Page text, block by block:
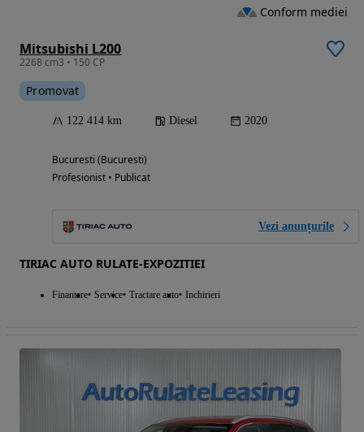
Mitsubishi L200
2268 cm3 • 150 CP
Promovat
122 414 km Diesel 2020
Bucuresti (Bucuresti)
Profesionist • Publicat
Vezi anunțurile
TIRIAC AUTO RULATE-EXPOZITIEI
Finantare Service Tractare auto Inchirieri
Conform mediei